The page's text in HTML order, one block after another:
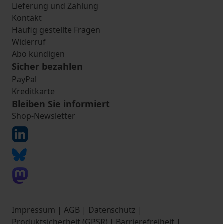
Lieferung und Zahlung
Kontakt
Häufig gestellte Fragen
Widerruf
Abo kündigen
Sicher bezahlen
PayPal
Kreditkarte
Bleiben Sie informiert
Shop-Newsletter
Impressum | AGB | Datenschutz |
Produktsicherheit (GPSR) | Barrierefreiheit |